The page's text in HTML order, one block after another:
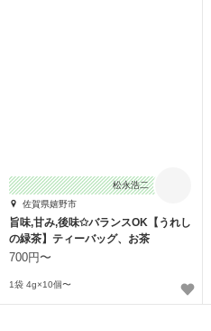
松永浩二
佐賀県嬉野市
旨味,甘み,後味✩バランスOK【うれし
の緑茶】ティーバッグ、お茶
700円〜
1袋 4g×10個〜